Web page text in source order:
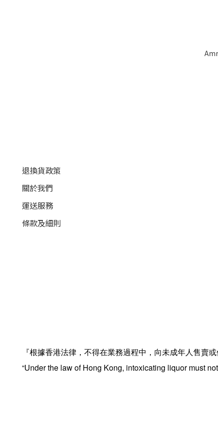
退換貨政策
關於我們
運送服務
條款及細則
『根據香港法律，不得在業務過程中，向未成年人售賣
“Under the law of Hong Kong, intoxicating liquor must